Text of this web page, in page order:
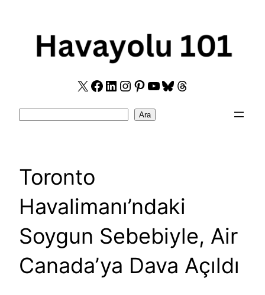
X Facebook
LinkedIn
Instagram
Pinterest
YouTube
Bluesky
Threads
Ara
Toronto
Havalimanı’ndaki
Soygun Sebebiyle, Air
Canada’ya Dava Açıldı